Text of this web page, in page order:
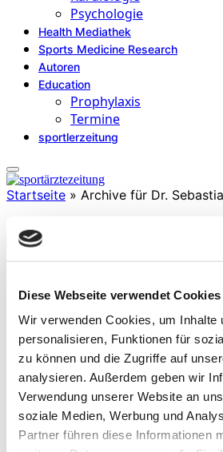
Diese Webseite verwendet Cookies
Wir verwenden Cookies, um Inhalte
personalisieren, Funktionen für
zu können und die Zugriffe auf
analysieren. Außerdem geben wir
Verwendung unserer Website an
soziale Medien, Werbung und
Partner führen diese Informationen
Psychologie
Health Mediathek
Sports Medicine Research
Autoren
Education
Prophylaxis
Termine
sportlerzeitung
Startseite » Archive für Dr.
ist Absolvent der Ernst- AbbeHochschule
Forschungsinstitut JENVIS Research
Laborleitung, Projektentwicklung und
ist. Er erlangte den Doktorgrad in
Forschungsschwerpunkten zählen
Kontaktlinsen, Intraokularlinsen und
Lehrbeauftragter der Ernst Abbe